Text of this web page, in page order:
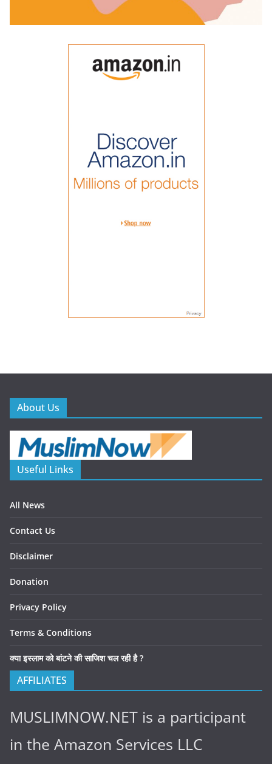
About Us
Useful Links
All News
Contact Us
Disclaimer
Donation
Privacy Policy
Terms & Conditions
क्या इस्लाम को बांटने की साजिश चल रही है ?
AFFILIATES
MUSLIMNOW.NET is a participant
in the Amazon Services LLC